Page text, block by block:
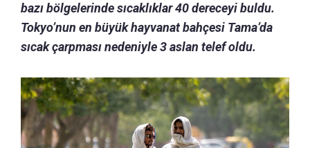
bazı bölgelerinde sıcaklıklar 40 dereceyi buldu.
Tokyo’nun en büyük hayvanat bahçesi Tama’da
sıcak çarpması nedeniyle 3 aslan telef oldu.